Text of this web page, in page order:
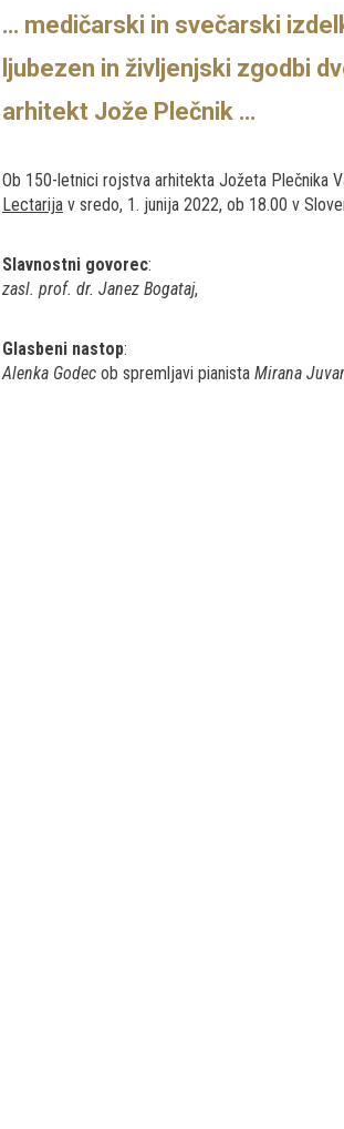
… medičarski in svečarski
ljubezen in življenjski zgodbi
arhitekt Jože Plečnik …
Ob 150-letnici rojstva arhitekta Jožeta Plečnika
Lectarija v sredo, 1. junija 2022, ob 18.00 v
Slavnostni govorec:
zasl. prof. dr. Janez Bogataj,
Glasbeni nastop:
Alenka Godec ob spremljavi pianista Mirana